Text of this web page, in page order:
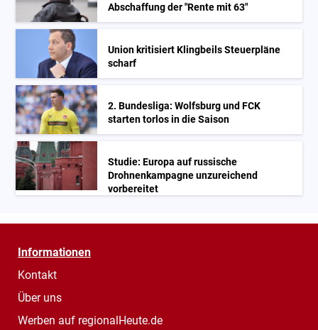
Abschaffung der "Rente mit 63"
Union kritisiert Klingbeils Steuerpläne
scharf
2. Bundesliga: Wolfsburg und FCK
starten torlos in die Saison
Studie: Europa auf russische
Drohnenkampagne unzureichend
vorbereitet
Informationen
Kontakt
Über uns
Werben auf regionalHeute.de